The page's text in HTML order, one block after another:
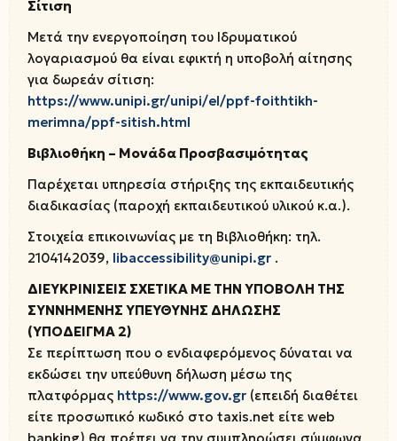
Σίτιση
Μετά την ενεργοποίηση του Ιδρυματικού
λογαριασμού θα είναι εφικτή η υποβολή αίτησης
για δωρεάν σίτιση:
https://www.unipi.gr/unipi/el/ppf-foithtikh-
merimna/ppf-sitish.html
Βιβλιοθήκη – Μονάδα Προσβασιμότητας
Παρέχεται υπηρεσία στήριξης της εκπαιδευτικής
διαδικασίας (παροχή εκπαιδευτικού υλικού κ.α.).
Στοιχεία επικοινωνίας με τη Βιβλιοθήκη: τηλ.
2104142039, libaccessibility@unipi.gr .
ΔΙΕΥΚΡΙΝΙΣΕΙΣ ΣΧΕΤΙΚΑ ΜΕ ΤΗΝ ΥΠΟΒΟΛΗ ΤΗΣ
ΣΥΝΝΗΜΕΝΗΣ ΥΠΕΥΘΥΝΗΣ ΔΗΛΩΣΗΣ
(ΥΠΟΔΕΙΓΜΑ 2)
Σε περίπτωση που ο ενδιαφερόμενος δύναται να
εκδώσει την υπεύθυνη δήλωση μέσω της
πλατφόρμας https://www.gov.gr (επειδή διαθέτει
είτε προσωπικό κωδικό στο taxis.net είτε web